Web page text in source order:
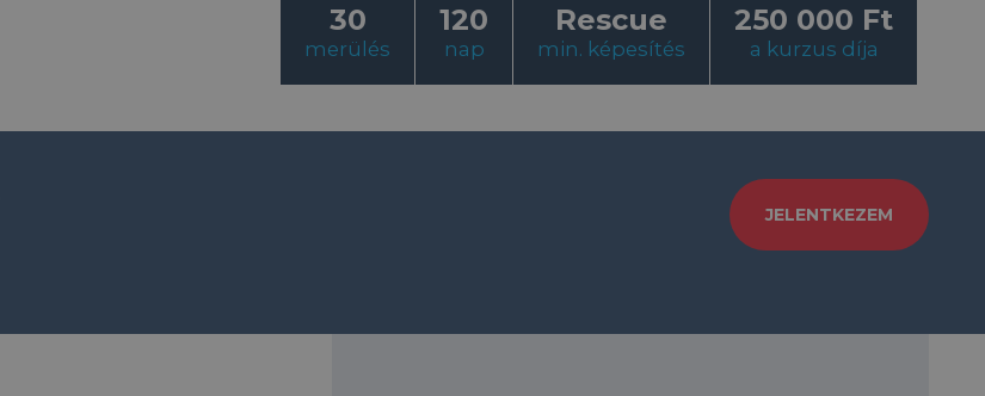
30
merülés
120
nap
Rescue
min. képesítés
250 000 Ft
a kurzus díja
JELENTKEZEM